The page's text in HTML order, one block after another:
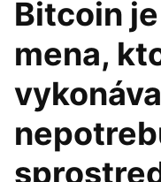
Bitcoin
mena,